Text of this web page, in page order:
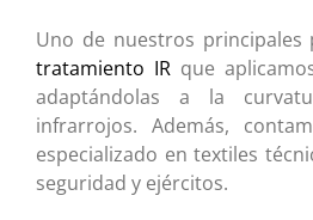
Uno de nuestros
tratamiento IR que
adaptándolas a la
infrarrojos. Además,
especializado en textiles
seguridad y ejércitos.